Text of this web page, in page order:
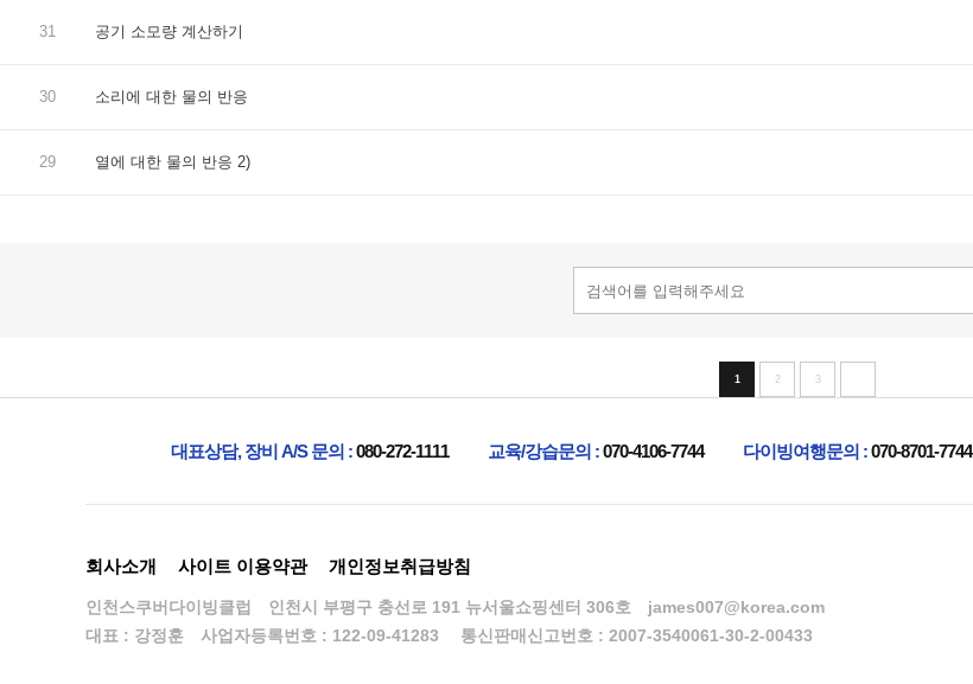
31 공기 소모량 계산하기
30 소리에 대한 물의 반응
29 열에 대한 물의 반응 2)
1 2 3
대표상담, 장비 A/S 문의 :080-272-1111 교육/강습문의 :070-4106-7744 다이빙여행문의 :070-8701-7744
회사소개 사이트 이용약관 개인정보취급방침
인천스쿠버다이빙클럽 인천시 부평구 충선로 191 뉴서울쇼핑센터 306호
james007@korea.com
대표 : 강정훈
사업자등록번호 : 122-09-41283 통신판매신고번호 : 2007-3540061-30-2-00433